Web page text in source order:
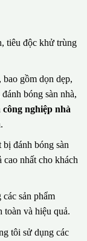
tiêu độc khử trùng
gồm dọn dẹp,
bóng sàn nhà,
công nghiệp nhà
đánh bóng sàn
cao nhất cho khách
sản phẩm
toàn và hiệu quả.
tôi sử dụng các